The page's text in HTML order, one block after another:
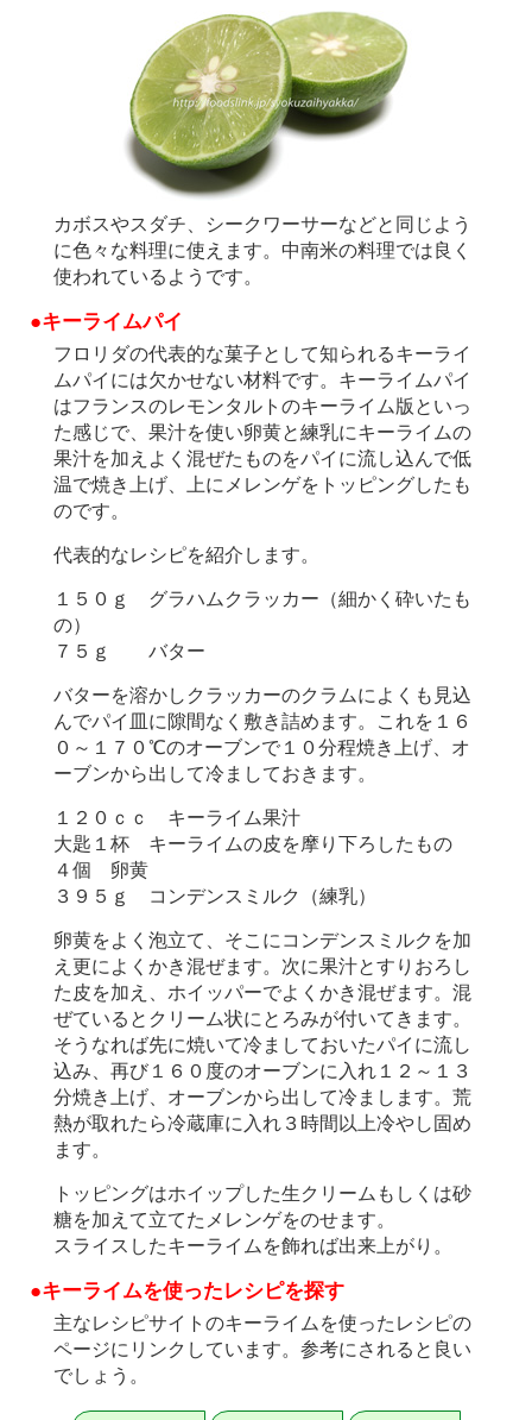
カボスやスダチ、シークワーサーなどと同じよう
に色々な料理に使えます。中南米の料理では良く
使われているようです。
●キーライムパイ
フロリダの代表的な菓子として知られるキーライ
ムパイには欠かせない材料です。キーライムパイ
はフランスのレモンタルトのキーライム版といっ
た感じで、果汁を使い卵黄と練乳にキーライムの
果汁を加えよく混ぜたものをパイに流し込んで低
温で焼き上げ、上にメレンゲをトッピングしたも
のです。
代表的なレシピを紹介します。
１５０ｇ グラハムクラッカー（細かく砕いたも
の）
７５ｇ バター
バターを溶かしクラッカーのクラムによくも見込
んでパイ皿に隙間なく敷き詰めます。これを１６
０～１７０℃のオーブンで１０分程焼き上げ、オ
ーブンから出して冷ましておきます。
１２０ｃｃ キーライム果汁
大匙１杯 キーライムの皮を摩り下ろしたもの
４個 卵黄
３９５ｇ コンデンスミルク（練乳）
卵黄をよく泡立て、そこにコンデンスミルクを加
え更によくかき混ぜます。次に果汁とすりおろし
た皮を加え、ホイッパーでよくかき混ぜます。混
ぜているとクリーム状にとろみが付いてきます。
そうなれば先に焼いて冷ましておいたパイに流し
込み、再び１６０度のオーブンに入れ１２～１３
分焼き上げ、オーブンから出して冷まします。荒
熱が取れたら冷蔵庫に入れ３時間以上冷やし固め
ます。
トッピングはホイップした生クリームもしくは砂
糖を加えて立てたメレンゲをのせます。
スライスしたキーライムを飾れば出来上がり。
●キーライムを使ったレシピを探す
主なレシピサイトのキーライムを使ったレシピの
ページにリンクしています。参考にされると良い
でしょう。